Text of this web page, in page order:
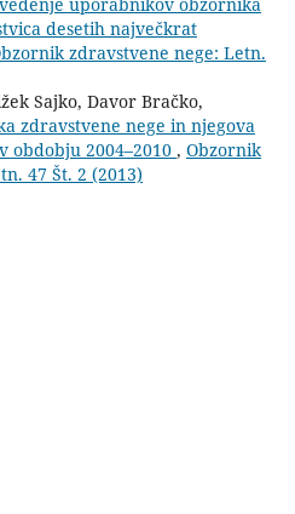
desetih največkrat
zdravstvene nege: Letn.
Sajko, Davor Bračko,
zdravstvene nege in njegova
obdobju 2004–2010 , Obzornik
47 Št. 2 (2013)